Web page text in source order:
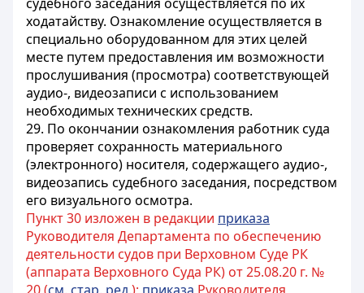
ходатайству. Ознакомление осуществляется в
специально оборудованном для этих целей
месте путем предоставления им возможности
прослушивания (просмотра) соответствующей
аудио-, видеозаписи с использованием
необходимых технических средств.
29. По окончании ознакомления работник суда
проверяет сохранность материального
(электронного) носителя, содержащего аудио-,
видеозапись судебного заседания, посредством
его визуального осмотра.
Пункт 30 изложен в редакции приказа
Руководителя Департамента по обеспечению
деятельности судов при Верховном Суде РК
(аппарата Верховного Суда РК) от 25.08.20 г. №